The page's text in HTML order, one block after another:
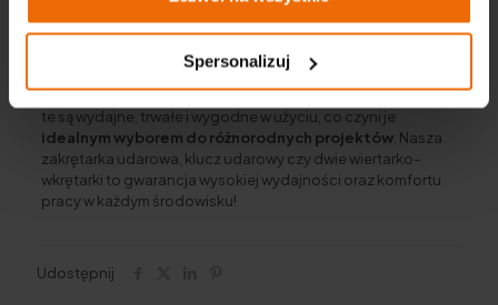
Spersonalizuj
Nowa linia bezszczotkowych narzędzi Energy+ od NEO
TOOLS i GRAPHITE todoskonałe połączenie mocy,
kompaktowych rozmiarów i innowacyjnych rozwiązań.
Dzięki zastosowaniu nowoczesnych technologii, narzędzia
te są wydajne, trwałe i wygodne w użyciu, co czyni je
idealnym wyborem do różnorodnych projektów. Nasza
zakrętarka udarowa, klucz udarowy czy dwie wiertarko-
wkrętarki to gwarancja wysokiej wydajności oraz komfortu
pracy w każdym środowisku!
Udostępnij